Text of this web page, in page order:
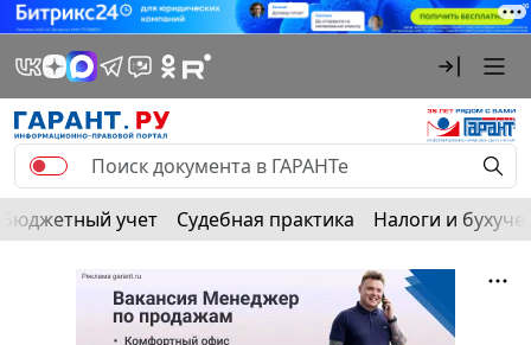
Бюджетный учет Судебная практика Налоги и